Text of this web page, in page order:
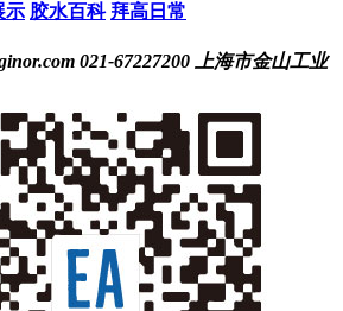
示 胶水百科 拜高日常
021-67227200 上海市金山工业